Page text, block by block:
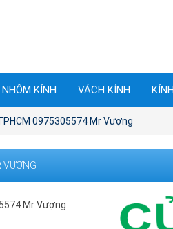
KÍNH VÁCH KÍNH
0975305574 Mr Vượng